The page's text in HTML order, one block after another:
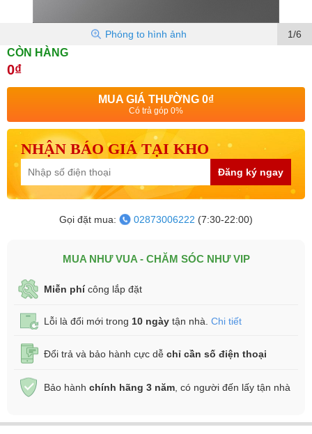
1/6
Phóng to hình ảnh
CÒN HÀNG
0₫
MUA GIÁ THƯỜNG 0₫
Có trả góp 0%
NHẬN BÁO GIÁ TẠI KHO
Đăng ký ngay
Gọi đặt mua: 02873006222 (7:30-22:00)
MUA NHƯ VUA - CHĂM SÓC NHƯ VIP
Miễn phícông lắp đặt
Lỗi là đổi mới trong 10 ngày tận nhà. Chi tiết
Đổi trả và bảo hành cực dễ chỉ cần số điện thoại
Bảo hành chính hãng 3 năm , có người đến lấy tận nhà